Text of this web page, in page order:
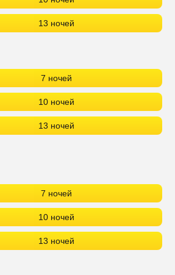
13 ночей
7 ночей
10 ночей
13 ночей
7 ночей
10 ночей
13 ночей